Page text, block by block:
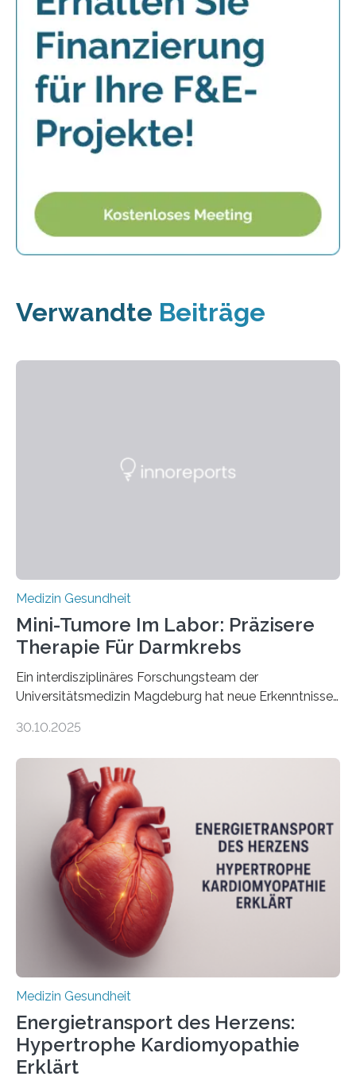
Verwandte Beiträge
Medizin Gesundheit
Mini-Tumore Im Labor: Präzisere
Therapie Für Darmkrebs
Ein interdisziplinäres Forschungsteam der
Universitätsmedizin Magdeburg hat neue Erkenntnisse
behandelt werden kann. In ihrer aktuellen Studie,
Oncology, zeigen die Forschenden, dass Mini-Tumore
aus Gewebe von Patientinnen und Patienten –
sogenannte Organoide – genutzt werden können, um
vorab zu prüfen, welche Medikamente am besten
wirken. Dabei wurde ein Eiweiß identifiziert, das künftig
als Biomarker für die Wahl der passenden Therapie
dienen könnte. Darmkrebs zählt weltweit zu den
häufigsten Krebsarten und stellt…
30.10.2025
Medizin Gesundheit
Energietransport des Herzens:
Hypertrophe Kardiomyopathie
Erklärt